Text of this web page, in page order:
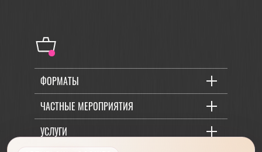
ФОРМАТЫ
ЧАСТНЫЕ МЕРОПРИЯТИЯ
УСЛУГИ